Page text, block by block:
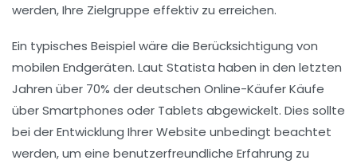
werden, Ihre Zielgruppe effektiv zu erreichen.
Ein typisches Beispiel wäre die Berücksichtigung von
mobilen Endgeräten. Laut Statista haben in den letzten
Jahren über 70% der deutschen Online-Käufer Käufe
über Smartphones oder Tablets abgewickelt. Dies sollte
bei der Entwicklung Ihrer Website unbedingt beachtet
werden, um eine benutzerfreundliche Erfahrung zu